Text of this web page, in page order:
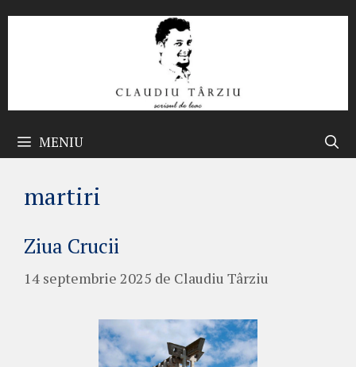
MENIU
martiri
Ziua Crucii
14 septembrie 2025 de Claudiu Târziu